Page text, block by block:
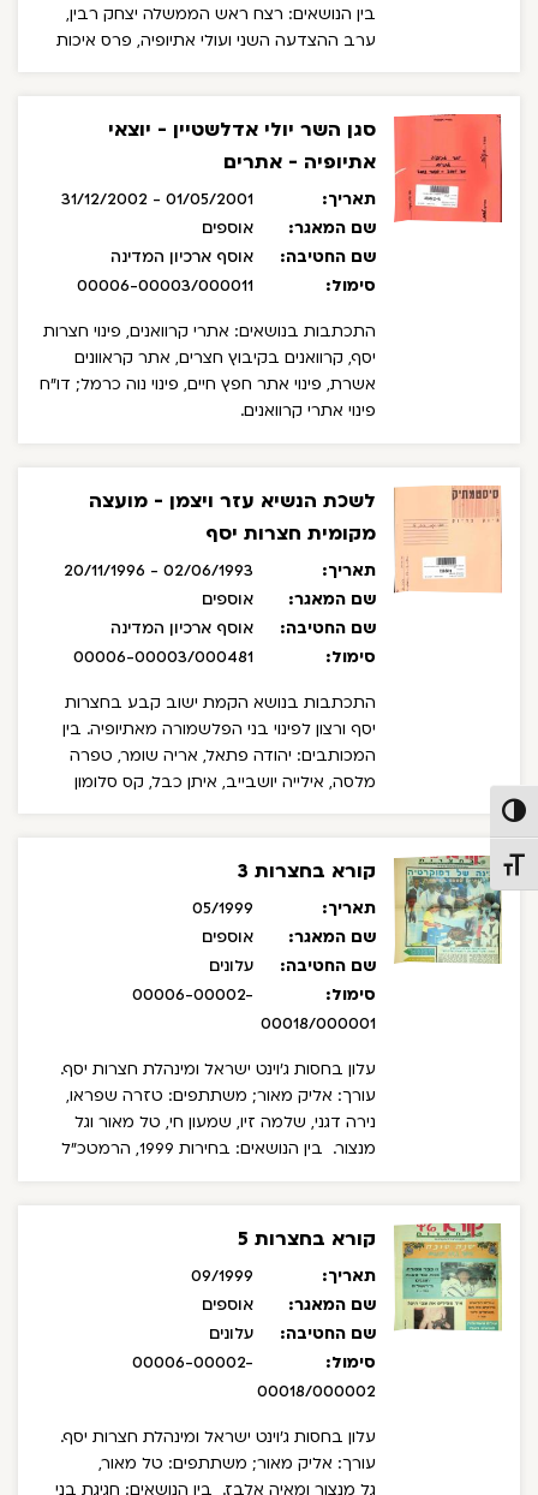
הפעל/כבה ניגודיות גבוהה
מתג גודל גופן
בין הנושאים: רצח ראש הממשלה יצחק רבין,
ערב ההצדעה השני ועולי אתיופיה, פרס איכות
קבע בחצרות יסף, פתיחת שנת הלימודים, להקת
סגן השר יולי אדלשטיין - יוצאי
אתיופיה - אתרים
תאריך:
01/05/2001 - 31/12/2002
שם המאגר:
אוספים
שם החטיבה:
אוסף ארכיון המדינה
סימול:
00006-00003/000011
התכתבות בנושאים: אתרי קרוואנים, פינוי חצרות
יסף, קרוואנים בקיבוץ חצרים, אתר קראוונים
אשרת, פינוי אתר חפץ חיים, פינוי נוה כרמל; דו"ח
פינוי אתרי קרוואנים.
לשכת הנשיא עזר ויצמן - מועצה
מקומית חצרות יסף
תאריך:
02/06/1993 - 20/11/1996
שם המאגר:
אוספים
שם החטיבה:
אוסף ארכיון המדינה
סימול:
00006-00003/000481
התכתבות בנושא הקמת ישוב קבע בחצרות
יסף ורצון לפינוי בני הפלשמורה מאתיופיה. בין
המכותבים: יהודה פתאל, אריה שומר, טפרה
מלסה, אילייה יושבייב, איתן כבל, קס סלומון
קורא בחצרות 3
תאריך:
05/1999
שם המאגר:
אוספים
שם החטיבה:
עלונים
סימול:
00006-00002-
00018/000001
עלון בחסות ג'וינט ישראל ומינהלת חצרות יסף.
עורך: אליק מאור; משתתפים: טזרה שפראו,
נירה דגני, שלמה זיו, שמעון חי, טל מאור וגל
מנצור.
בין הנושאים: בחירות 1999, הרמטכ"ל
בתחנה המרכזית בתל אביב.
קורא בחצרות 5
תאריך:
09/1999
שם המאגר:
אוספים
שם החטיבה:
עלונים
סימול:
00006-00002-
00018/000002
עלון בחסות ג'וינט ישראל ומינהלת חצרות יסף.
עורך: אליק מאור; משתתפים: טל מאור,
גל מנצור ומאיה אלבז. בין הנושאים: חגיגת בני